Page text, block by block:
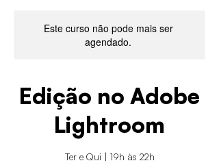
Este curso não pode mais ser
agendado.
Edição no Adobe
Lightroom
Ter e Qui | 19h às 22h